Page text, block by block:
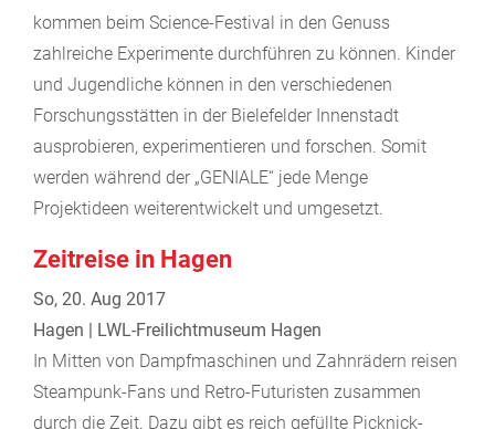
kommen beim Science-Festival in den Genuss
zahlreiche Experimente durchführen zu können. Kinder
und Jugendliche können in den verschiedenen
Forschungsstätten in der Bielefelder Innenstadt
ausprobieren, experimentieren und forschen. Somit
werden während der „GENIALE“ jede Menge
Projektideen weiterentwickelt und umgesetzt.
Zeitreise in Hagen
So, 20. Aug 2017
Hagen | LWL-Freilichtmuseum Hagen
In Mitten von Dampfmaschinen und Zahnrädern reisen
Steampunk-Fans und Retro-Futuristen zusammen
durch die Zeit. Dazu gibt es reich gefüllte Picknick-